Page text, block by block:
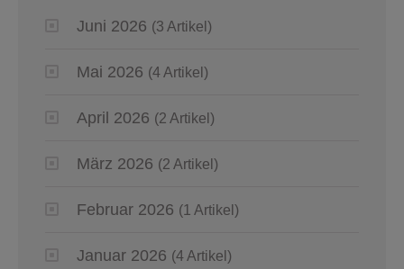
Juni 2026 (3 Artikel)
Mai 2026 (4 Artikel)
April 2026 (2 Artikel)
März 2026 (2 Artikel)
Februar 2026 (1 Artikel)
Januar 2026 (4 Artikel)